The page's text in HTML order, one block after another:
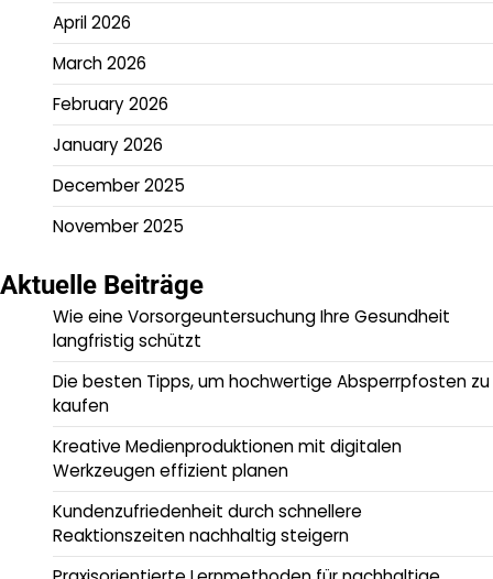
April 2026
March 2026
February 2026
January 2026
December 2025
November 2025
Aktuelle Beiträge
Wie eine Vorsorgeuntersuchung Ihre Gesundheit
langfristig schützt
Die besten Tipps, um hochwertige Absperrpfosten zu
kaufen
Kreative Medienproduktionen mit digitalen
Werkzeugen effizient planen
Kundenzufriedenheit durch schnellere
Reaktionszeiten nachhaltig steigern